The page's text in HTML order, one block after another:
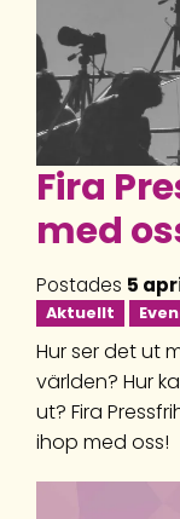
Fira
med
Postades 5
Aktuellt
Hur ser det ut
världen? Hur
ut? Fira
ihop med oss!